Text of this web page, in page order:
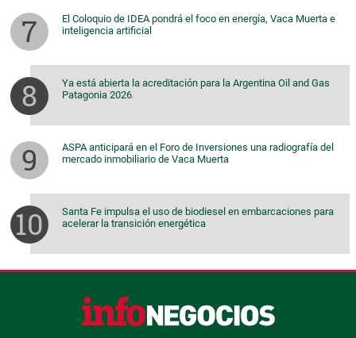
El Coloquio de IDEA pondrá el foco en energía, Vaca Muerta e
inteligencia artificial
Ya está abierta la acreditación para la Argentina Oil and Gas
Patagonia 2026
ASPA anticipará en el Foro de Inversiones una radiografía del
mercado inmobiliario de Vaca Muerta
Santa Fe impulsa el uso de biodiesel en embarcaciones para
acelerar la transición energética